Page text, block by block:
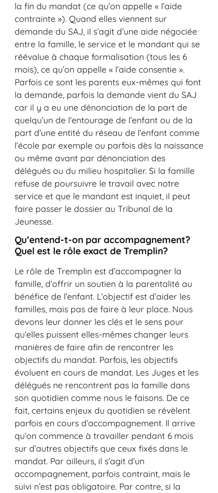
la fin du mandat (ce qu’on appelle « l’aide
contrainte »). Quand elles viennent sur
demande du SAJ, il s’agit d’une aide négociée
entre la famille, le service et le mandant qui se
réévalue à chaque formalisation (tous les 6
mois), ce qu’on appelle « l’aide consentie ».
Parfois ce sont les parents eux-mêmes qui font
la demande, parfois la demande vient du SAJ
car il y a eu une dénonciation de la part de
quelqu’un de l’entourage de l’enfant ou de la
part d’une entité du réseau de l’enfant comme
l’école par exemple ou parfois dès la naissance
ou même avant par dénonciation des
délégués ou du milieu hospitalier. Si la famille
refuse de poursuivre le travail avec notre
service et que le mandant est inquiet, il peut
faire passer le dossier au Tribunal de la
Jeunesse.
Qu’entend-t-on par accompagnement?
Quel est le rôle exact de Tremplin?
Le rôle de Tremplin est d’accompagner la
famille, d’offrir un soutien à la parentalité au
bénéfice de l’enfant. L’objectif est d’aider les
familles, mais pas de faire à leur place. Nous
devons leur donner les clés et le sens pour
qu’elles puissent elles-mêmes changer leurs
manières de faire afin de rencontrer les
objectifs du mandat. Parfois, les objectifs
évoluent en cours de mandat. Les Juges et les
délégués ne rencontrent pas la famille dans
son quotidien comme nous le faisons. De ce
fait, certains enjeux du quotidien se révèlent
parfois en cours d’accompagnement. Il arrive
qu’on commence à travailler pendant 6 mois
sur d’autres objectifs que ceux fixés dans le
mandat. Par ailleurs, il s’agit d’un
accompagnement, parfois contraint, mais le
suivi n’est pas obligatoire. Par contre, si la